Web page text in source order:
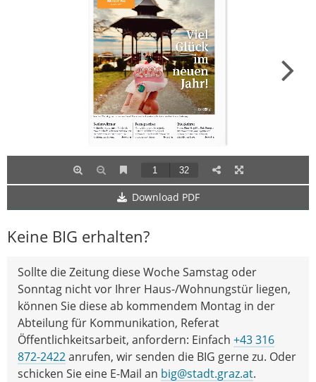
Download PDF
Keine BIG erhalten?
Sollte die Zeitung diese Woche Samstag oder
Sonntag nicht vor Ihrer Haus-/Wohnungstür liegen,
können Sie diese ab kommendem Montag in der
Abteilung für Kommunikation, Referat
Öffentlichkeitsarbeit, anfordern: Einfach +43 316
872-2422anrufen, wir senden die BIG gerne zu. Oder
schicken Sie eine E-Mail an big@stadt.graz.at.